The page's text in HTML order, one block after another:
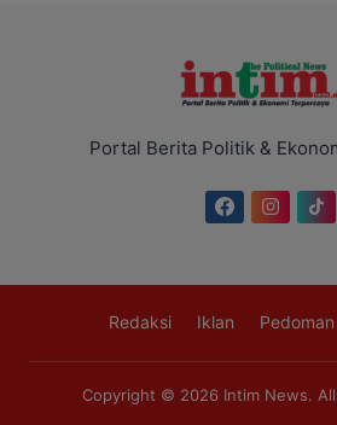
Portal Berita Politik &
Redaksi Iklan
Copyright © 2026 Intim News.